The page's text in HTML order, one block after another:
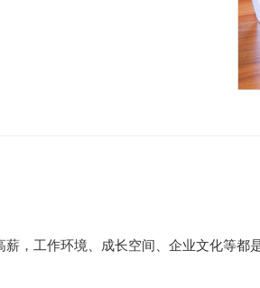
，工作环境、成长空间、企业文化等都